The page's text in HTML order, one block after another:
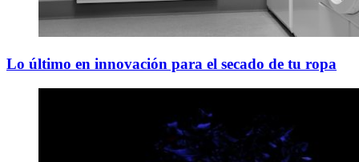
Lo último en innovación para el secado de tu ropa